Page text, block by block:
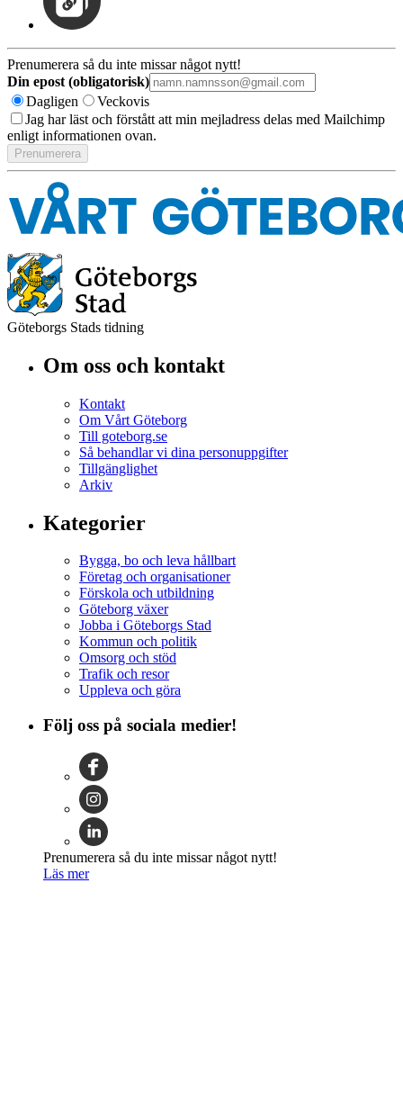
Prenumerera så du inte missar något nytt!
Din epost (obligatorisk)
Dagligen
Veckovis
Jag har läst och förstått att min mejladress delas med Mailchimp
enligt informationen ovan.
Göteborgs Stads tidning
Om oss och kontakt
Kontakt
Om Vårt Göteborg
Till goteborg.se
Så behandlar vi dina personuppgifter
Tillgänglighet
Arkiv
Kategorier
Bygga, bo och leva hållbart
Företag och organisationer
Förskola och utbildning
Göteborg växer
Jobba i Göteborgs Stad
Kommun och politik
Omsorg och stöd
Trafik och resor
Uppleva och göra
Följ oss på sociala medier!
Prenumerera så du inte missar något nytt!
Läs mer